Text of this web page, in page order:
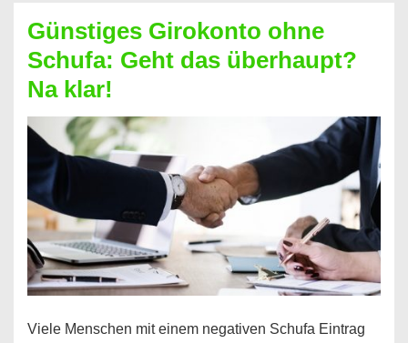
dabei
profitieren
–
So
funktioniert’s
Günstiges Girokonto ohne
Schufa: Geht das überhaupt?
Na klar!
Viele Menschen mit einem negativen Schufa Eintrag